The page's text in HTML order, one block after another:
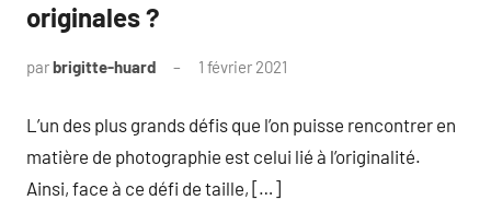
originales ?
parbrigitte-huard 1 février 2021
L’un des plus grands défis que l’on puisse rencontrer en
matière de photographie est celui lié à l’originalité.
Ainsi, face à ce défi de taille, […]